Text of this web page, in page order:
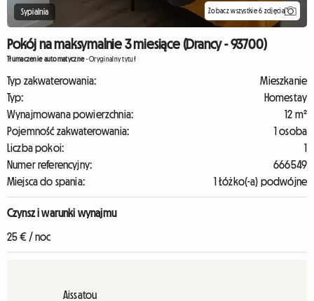
Sypialnia Zobacz wszystkie 6 zdjęcia
Pokój na maksymalnie 3 miesiące (Drancy - 93700)
Tłumaczenie automatyczne-Oryginalny tytuł
Typ zakwaterowania:
Mieszkanie
Typ:
Homestay
Wynajmowana powierzchnia:
12 m²
Pojemność zakwaterowania:
1 osoba
Liczba pokoi:
1
Numer referencyjny:
666549
Miejsca do spania:
1 Łóżko(-a) podwójne
Czynsz i warunki wynajmu
25 € / noc
Aissatou